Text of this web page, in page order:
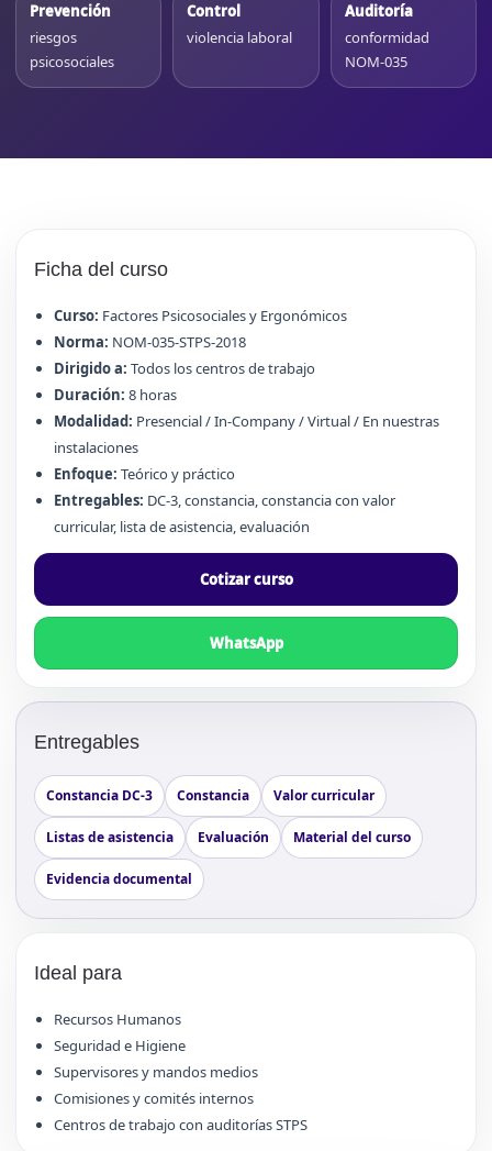
Prevención
riesgos
psicosociales
Control
violencia laboral
Auditoría
conformidad
NOM-035
Ficha del curso
Curso: Factores Psicosociales y Ergonómicos
Norma: NOM-035-STPS-2018
Dirigido a: Todos los centros de trabajo
Duración: 8 horas
Modalidad: Presencial / In-Company / Virtual / En nuestras
instalaciones
Enfoque: Teórico y práctico
Entregables: DC-3, constancia, constancia con valor
curricular, lista de asistencia, evaluación
Cotizar curso
WhatsApp
Entregables
Constancia DC-3 Constancia Valor curricular
Listas de asistencia Evaluación Material del curso
Evidencia documental
Ideal para
Recursos Humanos
Seguridad e Higiene
Supervisores y mandos medios
Comisiones y comités internos
Centros de trabajo con auditorías STPS